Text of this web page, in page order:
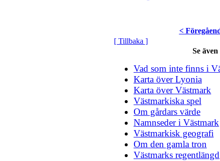
<
[ Tillbaka ]
Se även
Vad som inte finns i
Karta över Lyonia
Karta över Västmark
Västmarkiska spel
Om gårdars värde
Namnseder i Västmark
Västmarkisk geografi
Om den gamla tron
Västmarks regentlängd